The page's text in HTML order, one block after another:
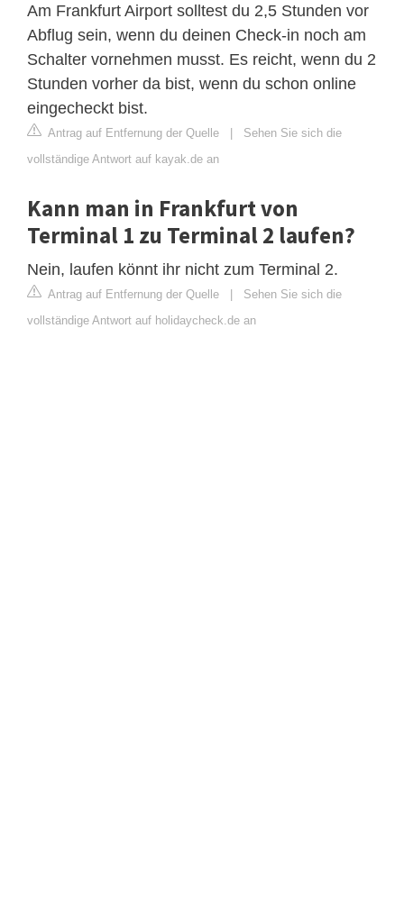
Am Frankfurt Airport solltest du 2,5 Stunden vor
Abflug sein, wenn du deinen Check-in noch am
Schalter vornehmen musst. Es reicht, wenn du 2
Stunden vorher da bist, wenn du schon online
eingecheckt bist.
Antrag auf Entfernung der Quelle | Sehen Sie sich die
vollständige Antwort auf kayak.de an
Kann man in Frankfurt von
Terminal 1 zu Terminal 2 laufen?
Nein, laufen könnt ihr nicht zum Terminal 2.
Antrag auf Entfernung der Quelle | Sehen Sie sich die
vollständige Antwort auf holidaycheck.de an